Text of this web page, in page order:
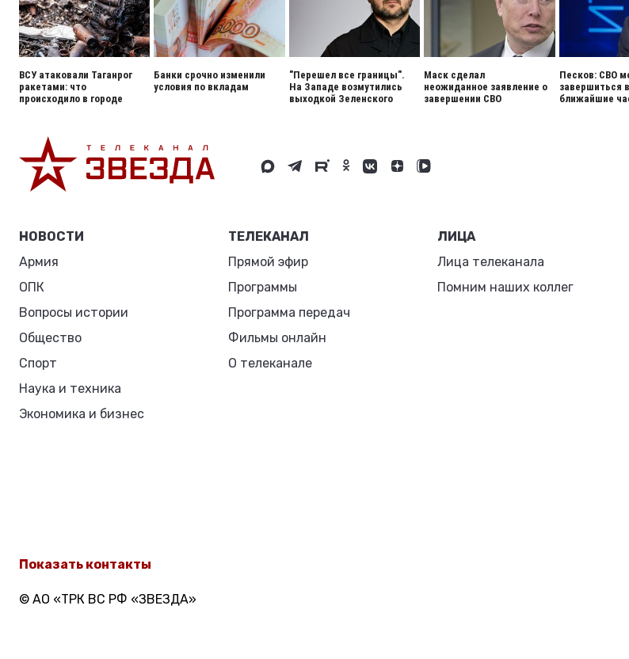
ВСУ атаковали Таганрог
ракетами: что
происходило в городе
Банки срочно изменили
условия по вкладам
"Перешел все границы".
На Западе возмутились
выходкой Зеленского
Маск сделал
неожиданное заявление о
завершении СВО
Песков: СВО
завершиться в
ближайшие
НОВОСТИ
Армия
ОПК
Вопросы истории
Общество
Спорт
Наука и техника
Экономика и бизнес
ТЕЛЕКАНАЛ
Прямой эфир
Программы
Программа передач
Фильмы онлайн
О телеканале
ЛИЦА
Лица телеканала
Помним наших коллег
Показать контакты
© АО «ТРК ВС РФ «ЗВЕЗДА»